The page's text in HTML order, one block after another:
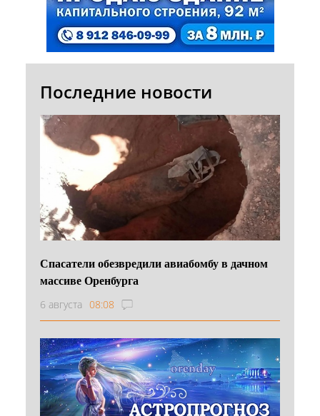
Последние новости
Спасатели обезвредили авиабомбу в дачном
массиве Оренбурга
6 августа 08:08